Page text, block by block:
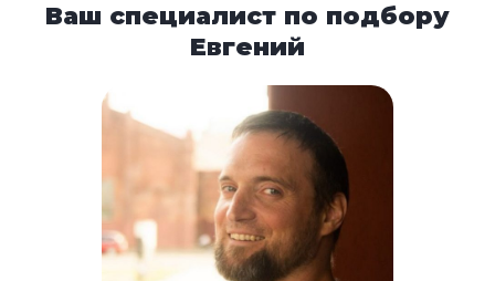
Ваш специалист по подбору
Евгений